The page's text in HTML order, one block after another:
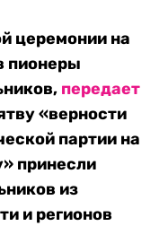
церемонии на
пионеры
передает
«верности
партии на
принесли
из
и регионов